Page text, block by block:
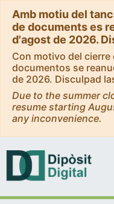
Amb motiu del
de documents es
d'agost de 2026.
Con motivo del
documentos se
de 2026. Disculpad
Due to the summer
resume starting
any inconvenience.